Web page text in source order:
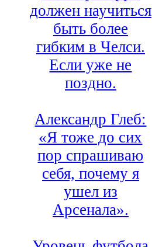
должен научиться
быть более
гибким в Челси.
Если уже не
поздно.
Александр Глеб:
«Я тоже до сих
пор спрашиваю
себя, почему я
ушел из
Арсенала».